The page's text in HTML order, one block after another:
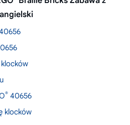
® 40656
klocków